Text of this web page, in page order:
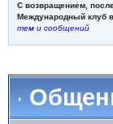
С возвращением,
Международный клуб
тем и сообщений